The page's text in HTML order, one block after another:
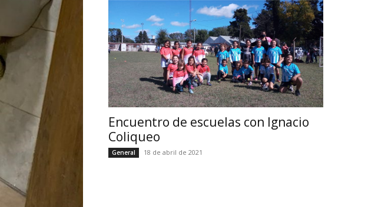
Encuentro de escuelas con Ignacio
Coliqueo
General 18 de abril de 2021